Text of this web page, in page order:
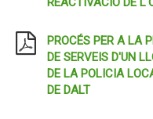
PROCÉS PER A LA
DE SERVEIS D'UN
DE LA POLICIA
DE DALT